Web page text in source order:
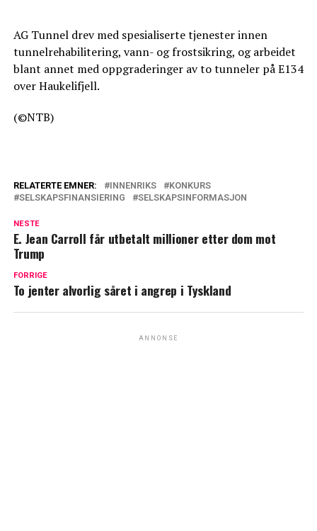
AG Tunnel drev med spesialiserte tjenester innen
tunnelrehabilitering, vann- og frostsikring, og arbeidet
blant annet med oppgraderinger av to tunneler på E134
over Haukelifjell.
(©NTB)
RELATERTE EMNER: INNENRIKS
KONKURS
SELSKAPSFINANSIERING
SELSKAPSINFORMASJON
NESTE
E. Jean Carroll får utbetalt millioner etter dom mot
Trump
FORRIGE
To jenter alvorlig såret i angrep i Tyskland
ANNONSE